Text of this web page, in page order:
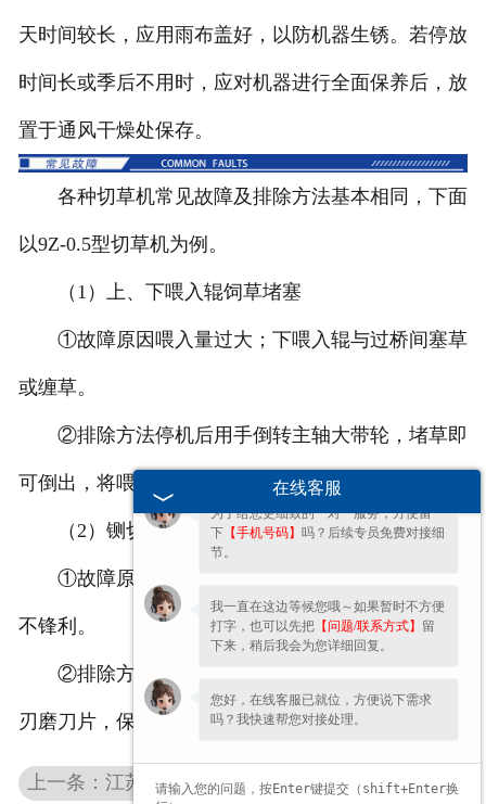
天时间较长，应用雨布盖好，以防机器生锈。若停放
时间长或季后不用时，应对机器进行全面保养后，放
置于通风干燥处保存。
各种切草机常见故障及排除方法基本相同，下面
以9Z-0.5型切草机为例。
（1）上、下喂入辊饲草堵塞
①故障原因喂入量过大；下喂入辊与过桥间塞草
或缠草。
②排除方法停机后用手倒转主轴大带轮，堵草即
可倒出，将喂入辊的缠草清除干净。
（2）铡切出的草节过长
①故障原因动、定刀片间隙大，动、定刀片刃口
不锋利。
②排除方法调整切碎间隙，使其间隙到规定值；
刃磨刀片，保持刀片刃口锋利。
上一条：江苏铡草机
在线客服
您好呀～很高兴为您服务！😊 有什么问
为了给您更细致的一对一服务，方便留一
下 【手机号码】 吗？后续专员免费对接细
节。
我一直在这边等候您哦～如果暂时不方便
打字，也可以先把 【问题/联系方式】 留
下来，稍后我会为您详细回复。
您好，在线客服已就位，方便说下需求
吗？我快速帮您对接处理。